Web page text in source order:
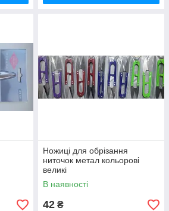
Ножиці для обрізання
ниточок метал кольорові
великі
В наявності
42 ₴